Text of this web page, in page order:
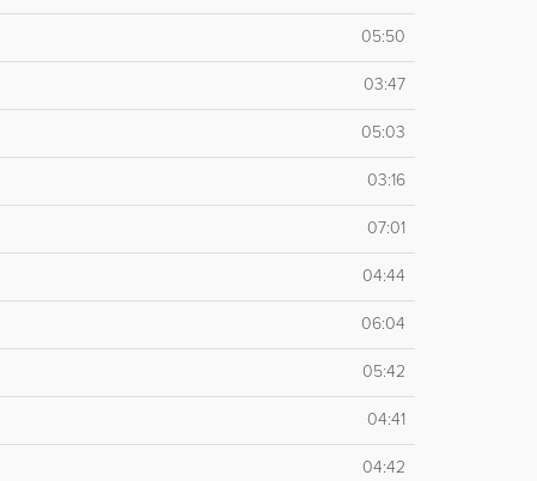
05:50
03:47
05:03
03:16
07:01
04:44
06:04
05:42
04:41
04:42